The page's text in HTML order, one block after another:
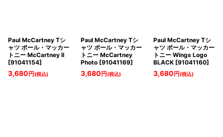
Paul McCartney Tシ
ャツ ポール・マッカー
トニー McCartney II
[91041154]
3,680円(税込)
Paul McCartney Tシ
ャツ ポール・マッカー
トニー McCartney
Photo [91041169]
3,680円(税込)
Paul McCartney Tシ
ャツ ポール・マッカー
トニー Wings Logo
BLACK [91041160]
3,680円(税込)